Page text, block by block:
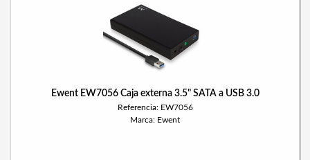
Ewent EW7056 Caja externa 3.5" SATA a USB 3.0
Referencia: EW7056
Marca: Ewent